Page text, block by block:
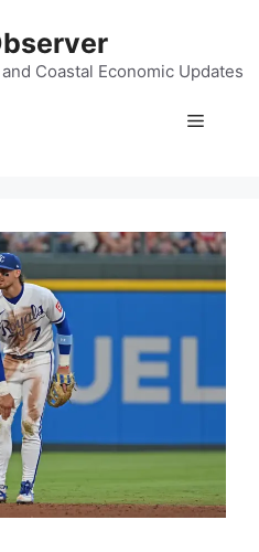
Coastal Economic Updates
Menu